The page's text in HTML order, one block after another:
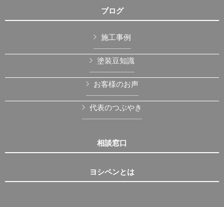
ブログ
施工事例
塗装豆知識
お客様のお声
代表のつぶやき
相談窓口
ヨシペンとは